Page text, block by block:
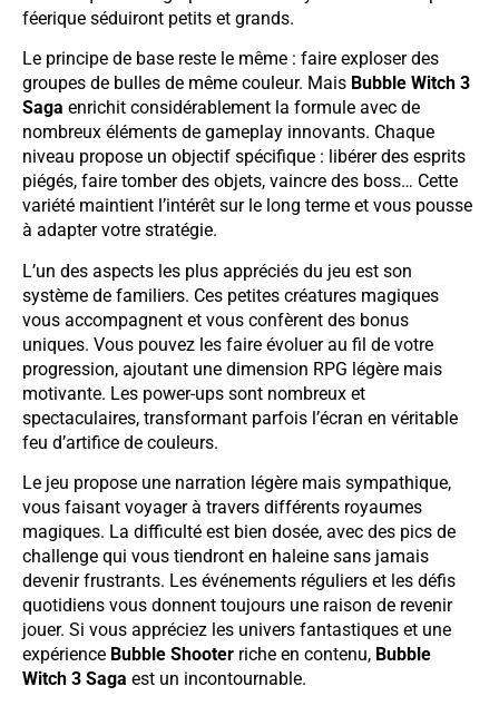
féerique séduiront petits et grands.
Le principe de base reste le même : faire exploser des
groupes de bulles de même couleur. Mais Bubble Witch 3
Saga enrichit considérablement la formule avec de
nombreux éléments de gameplay innovants. Chaque
niveau propose un objectif spécifique : libérer des esprits
piégés, faire tomber des objets, vaincre des boss… Cette
variété maintient l’intérêt sur le long terme et vous pousse
à adapter votre stratégie.
L’un des aspects les plus appréciés du jeu est son
système de familiers. Ces petites créatures magiques
vous accompagnent et vous confèrent des bonus
uniques. Vous pouvez les faire évoluer au fil de votre
progression, ajoutant une dimension RPG légère mais
motivante. Les power-ups sont nombreux et
spectaculaires, transformant parfois l’écran en véritable
feu d’artifice de couleurs.
Le jeu propose une narration légère mais sympathique,
vous faisant voyager à travers différents royaumes
magiques. La difficulté est bien dosée, avec des pics de
challenge qui vous tiendront en haleine sans jamais
devenir frustrants. Les événements réguliers et les défis
quotidiens vous donnent toujours une raison de revenir
jouer. Si vous appréciez les univers fantastiques et une
expérience Bubble Shooter riche en contenu, Bubble
Witch 3 Saga est un incontournable.